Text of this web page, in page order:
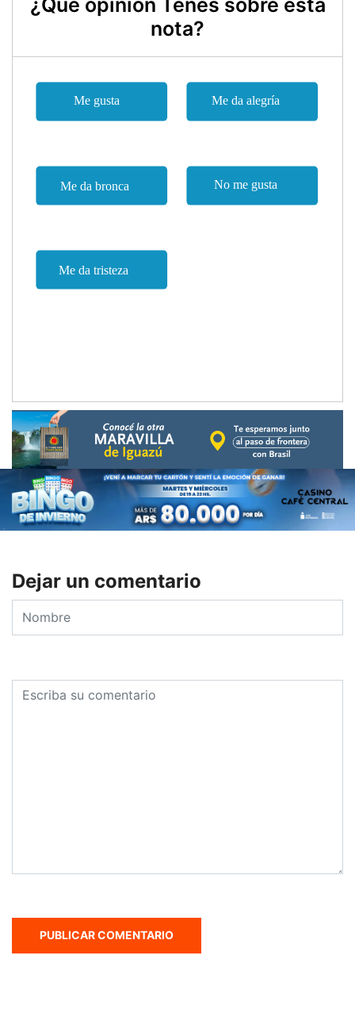
¿Qué opinión Tenes sobre esta
nota?
Dejar un comentario